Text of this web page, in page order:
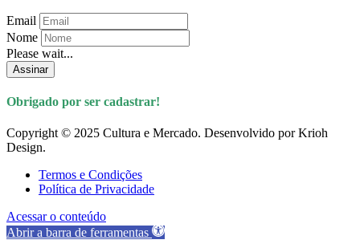
Email
Nome
Please wait...
Assinar
Obrigado por ser cadastrar!
Copyright © 2025 Cultura e Mercado. Desenvolvido por Krioh
Design.
Termos e Condições
Política de Privacidade
Acessar o conteúdo
Abrir a barra de ferramentas